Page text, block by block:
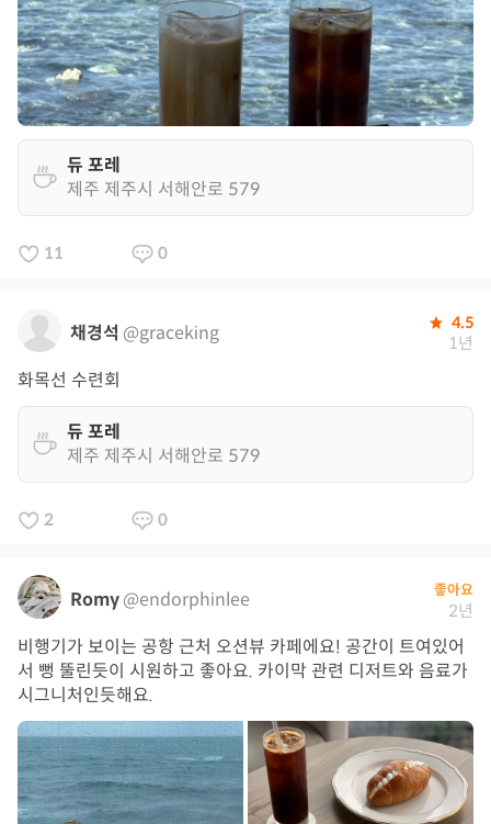
듀 포레
제주 제주시 서해안로 579
11 0
채경석 @graceking 4.5
1년
화목선 수련회
듀 포레
제주 제주시 서해안로 579
2 0
Romy@endorphinlee 좋아요
2년
비행기가 보이는 공항 근처 오션뷰 카페에요! 공간이 트여있어
서 뻥 뚤린듯이 시원하고 좋아요. 카이막 관련 디저트와 음료가
시그니처인듯해요.